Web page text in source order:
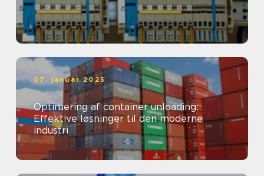
07. januar 2025
Optimering af container unloading:
Effektive løsninger til den moderne
industri